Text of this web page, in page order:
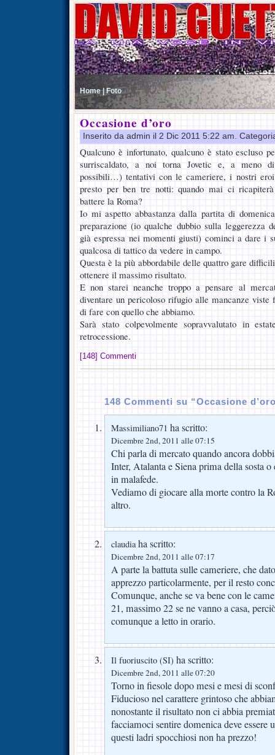
Home | Foto
Occasione d’oro
Inserito da admin il 2 Dic 2011 5:22 am.
Qualcuno è infortunato, qualcuno è stato escluso
surriscaldato, a noi torna Jovetic e, a meno
possibili…) tentativi con le cameriere, i nostri eroi
presto per ben tre notti: quando mai ci ricapiterà
battere la Roma?
Io mi aspetto abbastanza dalla partita di
preparazione (io qualche dubbio sulla leggerezza
già espressa nei momenti giusti) cominci a dare i
qualcosa di tattico da vedere in campo.
Questa è la più abbordabile delle quattro gare
ottenere il massimo risultato.
E non starei neanche troppo a pensare al
diventare un pericoloso rifugio alle mancanze viste
di fare con quello che abbiamo.
Sarà stato colpevolmente sopravvalutato in
retrocessione.
[148] Commenti
148 Commenti su “Occasione
Massimiliano71 ha scritto:
Dicembre 2nd, 2011 alle 07:15
Chi parla di mercato quando ancora
Inter, Atalanta e Siena prima della sosta o
in malafede.
Vediamo di giocare alla morte contro la
altro.
claudiaha scritto:
Dicembre 2nd, 2011 alle 07:17
A parte la battuta sulle cameriere, che
apprezzo particolarmente, per il resto
Comunque, anche se va bene con le
21, massimo 22 se ne vanno a casa,
comunque a letto in orario.
Il fuoriuscito (SI) ha scritto:
Dicembre 2nd, 2011 alle 07:20
Torno in fiesole dopo mesi e mesi di
Fiducioso nel carattere grintoso che
nonostante il risultato non ci abbia
facciamoci sentire domenica deve essere
questi ladri spocchiosi non ha prezzo!